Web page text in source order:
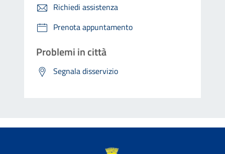
Richiedi assistenza
Prenota appuntamento
Problemi in città
Segnala disservizio